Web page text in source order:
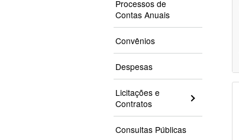
Processos de
Contas Anuais
Convênios
Despesas
Licitações e
Contratos
Consultas Públicas